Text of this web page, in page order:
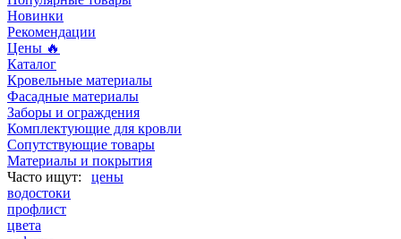
Новинки
Рекомендации
Цены 🔥
Каталог
Кровельные материалы
Фасадные материалы
Заборы и ограждения
Комплектующие для кровли
Сопутствующие товары
Материалы и покрытия
цены
водостоки
профлист
цвета